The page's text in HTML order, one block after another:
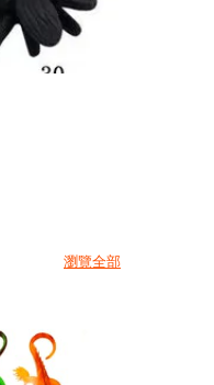
瀏覽全部